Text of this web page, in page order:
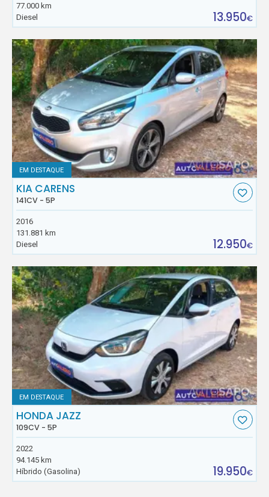
77.000 km
Diesel
13.950€
EM DESTAQUE
KIA CARENS
141CV - 5P
2016
131.881 km
Diesel
12.950€
EM DESTAQUE
HONDA JAZZ
109CV - 5P
2022
94.145 km
Híbrido (Gasolina)
19.950€